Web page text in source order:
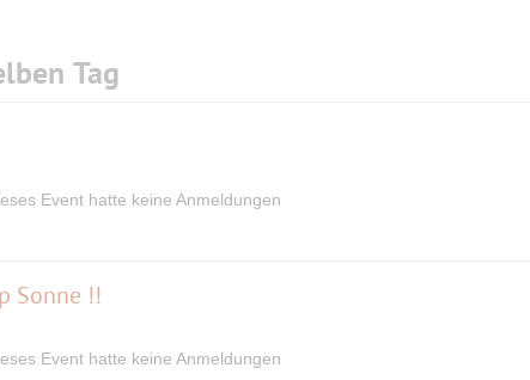
Tag
Event hatte keine Anmeldungen
Sonne !!
Event hatte keine Anmeldungen